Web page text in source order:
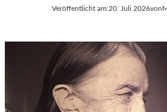
Veröffentlicht am:20. Juli 2026von